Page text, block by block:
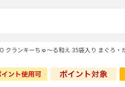
クランキーちゅ～る和え 35袋入り まぐろ